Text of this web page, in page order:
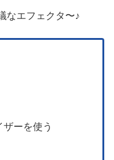
なエフェクタ〜♪
ーを使う